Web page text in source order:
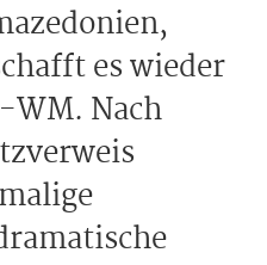
es wieder
Nach